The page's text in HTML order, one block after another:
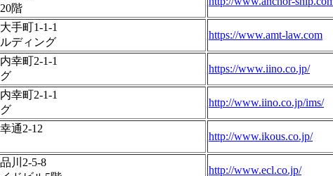
階
手町1-1-1
ディング
https://www.amt-law.com
幸町2-1-1
https://www.iino.co.jp/
幸町2-1-1
http://www.iino.co.jp/ims/
通2-12
http://www.ikous.co.jp/
川2-5-8
http://www.ecl.co.jp/